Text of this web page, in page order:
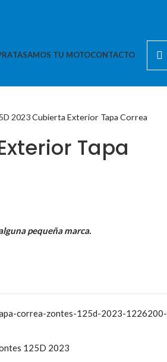
TASAMOS TU MOTOCONTACTO
2023Cubierta Exterior Tapa Correa
Tapa
pequeña marca.
correa-zontes-125d-2023-1226200-
125D 2023